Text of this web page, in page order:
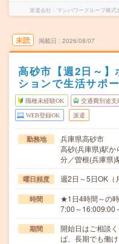
派遣会社 マンパワーグループ株
未読 掲載日 2026/08/07
高砂市【週2日～
ションで生活サポ
職種未経験OK 交通費別途支
WEB登録OK 派遣
勤務地
兵庫県高砂市
高砂(兵庫県)駅か
分／曽根(兵庫県)
曜日頻度 週2日～5日OK
時間
★1日4時間～の
7:00～
期間
開始日はご相
ば、長期でも働け